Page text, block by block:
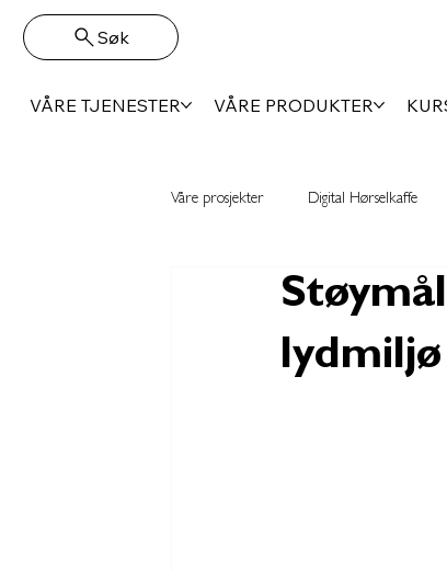
VÅRE TJENESTER VÅRE PRODUKTER
Søk
Våre prosjekter Digital Hørselkaffe
lydmiljø